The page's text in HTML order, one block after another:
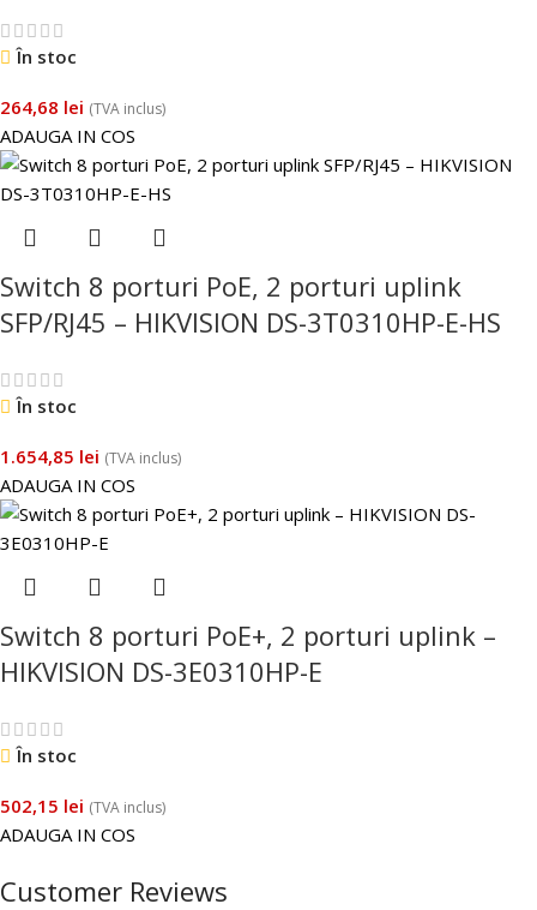
În stoc
264,68 lei (TVA inclus)
ADAUGA IN COS
Switch 8 porturi PoE, 2 porturi uplink
SFP/RJ45 – HIKVISION DS-3T0310HP-E-HS
În stoc
1.654,85 lei (TVA inclus)
ADAUGA IN COS
Switch 8 porturi PoE+, 2 porturi uplink –
HIKVISION DS-3E0310HP-E
În stoc
502,15 lei (TVA inclus)
ADAUGA IN COS
Customer Reviews